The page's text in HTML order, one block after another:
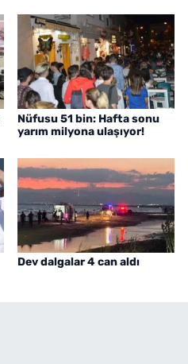
Nüfusu 51 bin: Hafta sonu
yarım milyona ulaşıyor!
Dev dalgalar 4 can aldı